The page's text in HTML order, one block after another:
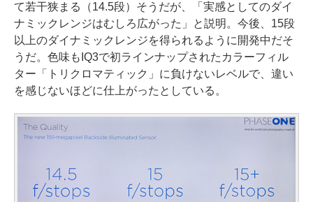
て若干狭まる（14.5段）そうだが、「実感としてのダイ
ナミックレンジはむしろ広がった」と説明。今後、15段
以上のダイナミックレンジを得られるように開発中だそ
うだ。色味もIQ3で初ラインナップされたカラーフィル
ター「トリクロマティック」に負けないレベルで、違い
を感じないほどに仕上がったとしている。